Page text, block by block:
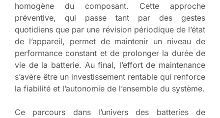
homogène du composant. Cette approche
préventive, qui passe tant par des gestes
quotidiens que par une révision périodique de l’état
de l’appareil, permet de maintenir un niveau de
performance constant et de prolonger la durée de
vie de la batterie. Au final, l’effort de maintenance
s’avère être un investissement rentable qui renforce
la fiabilité et l’autonomie de l’ensemble du système.
Ce parcours dans l’univers des batteries de